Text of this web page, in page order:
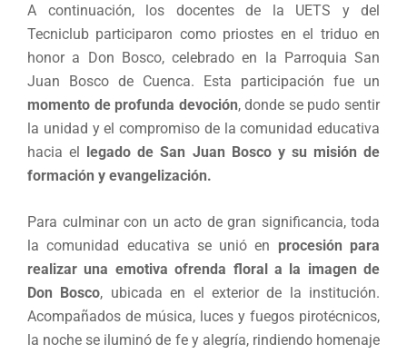
A continuación, los docentes de la UETS y del
Tecniclub participaron como priostes en el triduo en
honor a Don Bosco, celebrado en la Parroquia San
Juan Bosco de Cuenca. Esta participación fue un
momento de profunda devoción, donde se pudo sentir
la unidad y el compromiso de la comunidad educativa
hacia el legado de San Juan Bosco y su misión de
formación y evangelización.
Para culminar con un acto de gran significancia, toda
la comunidad educativa se unió en procesión para
realizar una emotiva ofrenda floral a la imagen de
Don Bosco, ubicada en el exterior de la institución.
Acompañados de música, luces y fuegos pirotécnicos,
la noche se iluminó de fe y alegría, rindiendo homenaje